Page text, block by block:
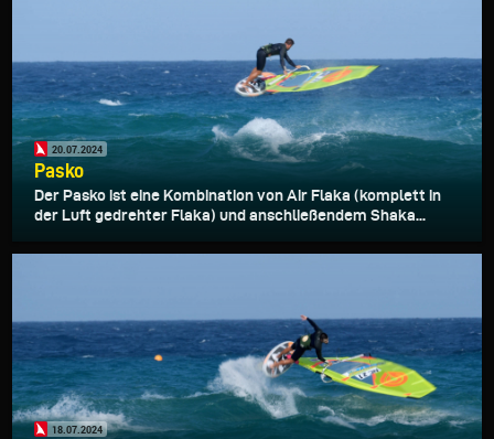
20.07.2024
Pasko
Der Pasko ist eine Kombination von Air Flaka (komplett in
der Luft gedrehter Flaka) und anschließendem Shaka...
18.07.2024